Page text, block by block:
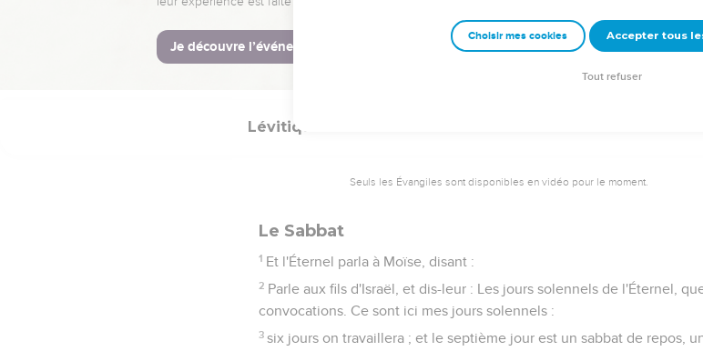
Et vous ne profanerez pas mon saint nom, mais je serai sanctifié au
l'Éternel qui vous sanctifie et
qui vous ai fait sortir du pays d'Égypte pour être votre Dieu. Moi, je
Lévitique
Seuls les Évangiles sont disponibles en vidéo pour le moment.
Le Sabbat
1 Et l'Éternel parla à Moïse, disant :
2 Parle aux fils d'Israël, et dis-leur : Les jours solennels de l'Éternel,
convocations. Ce sont ici mes jours solennels :
3 six jours on travaillera ; et le septième jour est un sabbat de repos,
Choisir mes cookies Accepter tous
Tout refuser